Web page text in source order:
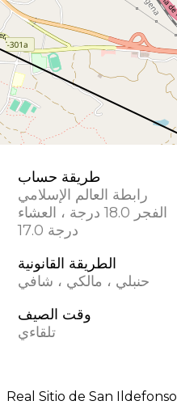
طريقة حساب
رابطة العالم الإسلامي
الفجر 18.0 درجة ، العشاء
17.0 درجة
الطريقة القانونية
حنبلي ، مالكي ، شافي
وقت الصيف
تلقاءي
Real Sitio de San Ildefonso